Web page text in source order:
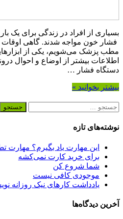
بسیاری از افراد در زندگی برای یک
فشار خون مواجه شدند. گاهی اوقات
مطب پزشک می‌شویم، یکی از
اطلاعات بیشتر از اوضاع و احوال
دستگاه فشار …
بیشتر بخوانید »
جستجو
نوشته‌های تازه
این مهارت یاد بگیرم؟ مهارت
برای خرید کارت نمی‌‌کشه
شما شروع کن
موجودی کافی نیست
یادداشت کارهای نیک روزانه
آخرین دیدگاه‌ها